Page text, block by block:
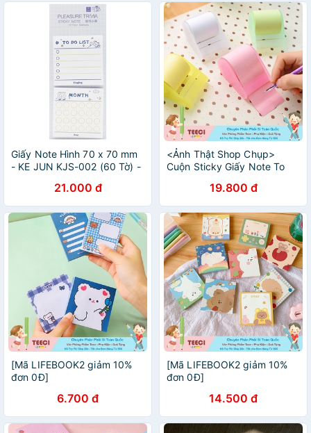
Giấy Note Hình 70 x 70 mm
- KE JUN KJS-002 (60 Tờ) -
Xanh Nhạt21.000 đ
<Ảnh Thật Shop Chụp>
Cuộn Sticky Giấy Note To
Kèm Khay Xé Tiện Lợi
Teeci603
19.800 đ
[Mã LIFEBOOK2 giảm 10%
đơn 0Đ]
6.700 đ
[Mã LIFEBOOK2 giảm 10%
đơn 0Đ]
14.500 đ